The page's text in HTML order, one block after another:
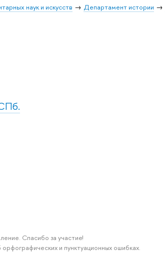
наук и искусств Департамент истории
Спасибо за участие!
и пунктуационных ошибках.